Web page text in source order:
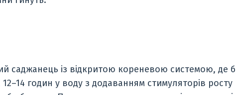
саджанець із відкритою кореневою системою, де б
годин у воду з додаванням стимуляторів росту